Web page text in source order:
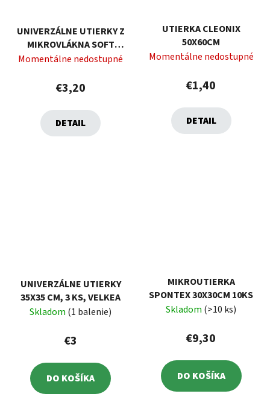
UNIVERZÁLNE UTIERKY Z
MIKROVLÁKNA SOFT
FIBER 30X30 CM, 4 KS,
Momentálne nedostupné
€3,20
DETAIL
UTIERKA CLEONIX
50X60CM
Momentálne nedostupné
€1,40
DETAIL
UNIVERZÁLNE UTIERKY
35X35 CM, 3 KS, VELKEA
Skladom (1 balenie)
€3
DO KOŠÍKA
MIKROUTIERKA
SPONTEX 30X30CM 10KS
Skladom (>10 ks)
€9,30
DO KOŠÍKA